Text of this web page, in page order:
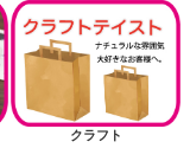
クラフト